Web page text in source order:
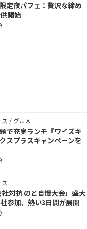
定夜パフェ：贅沢な締め
開始
ス / グルメ
で充実ランチ『ワイズキ
スプラスキャンペーンを
対抗 のど自慢大会」盛大
参加、熱い3日間が展開